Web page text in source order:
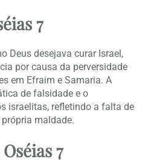
7
Deus desejava curar Israel,
por causa da perversidade
em Efraim e Samaria. A
de falsidade e o
israelitas, refletindo a falta de
maldade.
7